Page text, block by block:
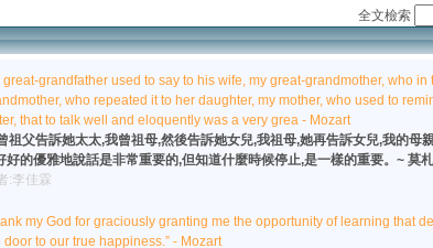
全文檢索
great-grandfather used to say to his wife, my great-grandmother, who in
who repeated it to her daughter, my mother, who used to
that to talk well and eloquently was a very grea - Mozart
祖父告訴她太太,我曾祖母,然後告訴她女兒,我祖母,她再告訴女兒,我的母
好的優雅地說話是非常重要的,但知道什麼時候停止,是一樣的重要。~ 莫
:李佳霖
my God for graciously granting me the opportunity of learning that
door to our true happiness.” - Mozart